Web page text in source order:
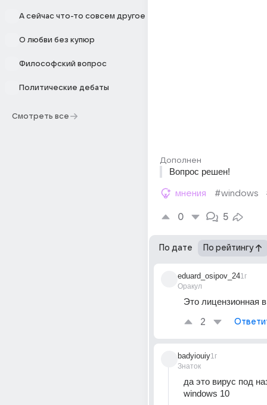
А сейчас что-то совсем другое
О любви без купюр
Философский вопрос
Политические дебаты
Смотреть все
Дополнен
Вопрос решен!
мнения #windows
0 5
По дате По рейтингу
eduard_osipov_24
Оракул
1г
Это лицензионная
2
badyiouiy
Знаток
1г
да это вирус под
windows 10